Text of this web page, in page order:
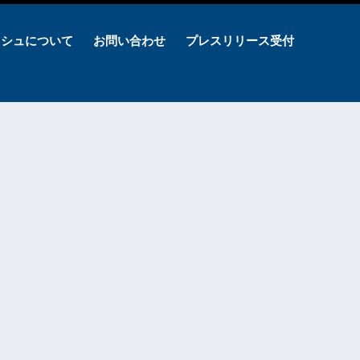
ュについて お問い合わせ プレスリリース受付